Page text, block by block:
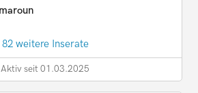
82 weitere Inserate
Aktiv seit 01.03.2025